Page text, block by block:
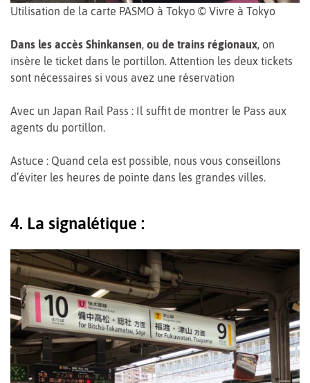
Utilisation de la carte PASMO à Tokyo © Vivre à Tokyo
Dans les accès Shinkansen, ou de trains régionaux, on
insère le ticket dans le portillon. Attention les deux tickets
sont nécessaires si vous avez une réservation
Avec un Japan Rail Pass : Il suffit de montrer le Pass aux
agents du portillon.
Astuce : Quand cela est possible, nous vous conseillons
d’éviter les heures de pointe dans les grandes villes.
4. La signalétique :